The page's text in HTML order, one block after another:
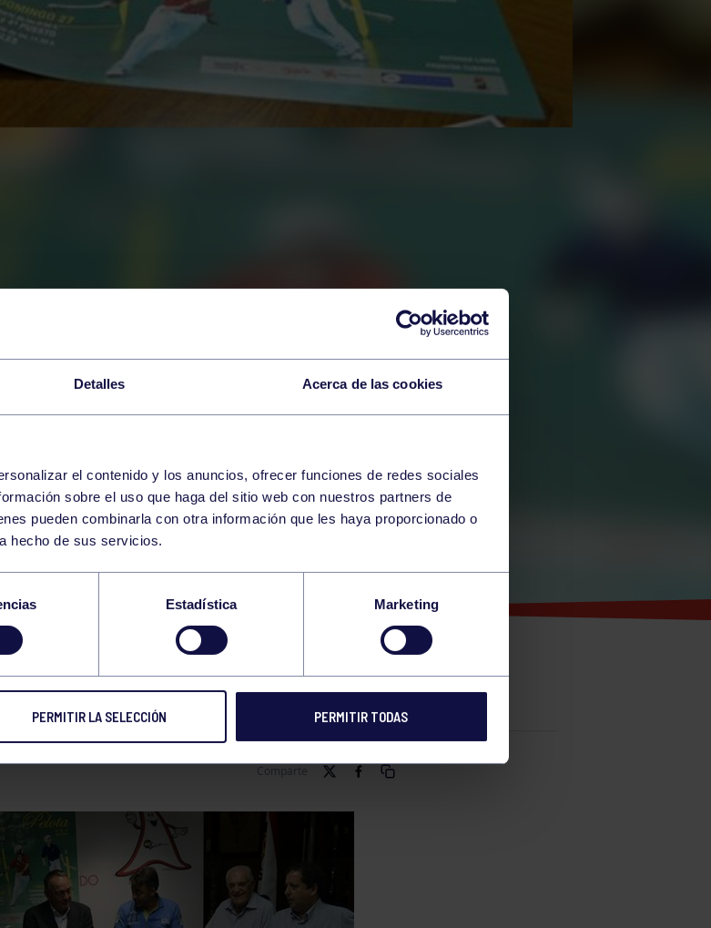
Detalles Acerca de las cookies
el contenido y los anuncios, ofrecer funciones de redes sociales
sobre el uso que haga del sitio web con nuestros partners de
pueden combinarla con otra información que les haya proporcionado o
hecho de sus servicios.
Estadística Marketing
PERMITIR LA SELECCIÓN PERMITIR TODAS
PELOTA DEL GRUPO EN SU 65 EDICIÓN
Comparte